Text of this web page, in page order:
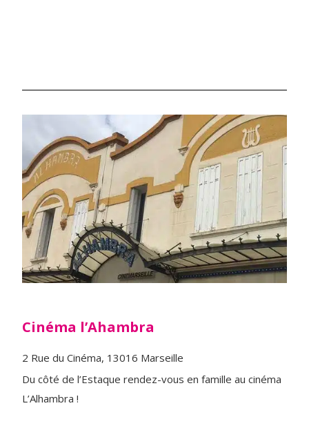
Cinéma l’Ahambra
2 Rue du Cinéma, 13016 Marseille
Du côté de l’Estaque rendez-vous en famille au cinéma
L’Alhambra !